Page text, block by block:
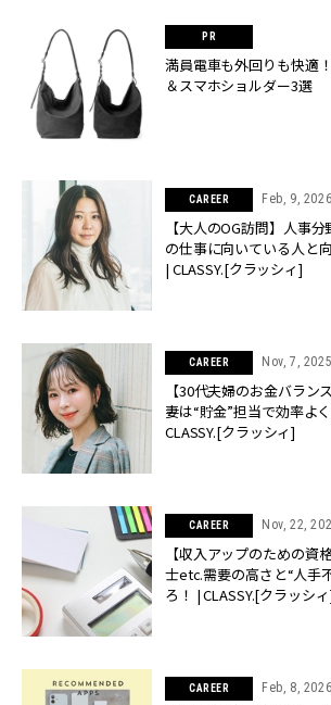
満員電車も外回りも快適
＆スマホショルダー3選
CAREER Feb, 9, 2026
【大人のOG訪問】人事
の仕事に向いている人と
| CLASSY.[クラッシィ]
CAREER Nov, 7, 2025
【30代夫婦のお金バラン
妻は“貯金”担当で効率よ
CLASSY.[クラッシィ]
CAREER Nov, 22,
【収入アップのための資
士etc.需要の高さと“人手
ろ！ | CLASSY.[クラッシ
CAREER Feb, 8, 2026